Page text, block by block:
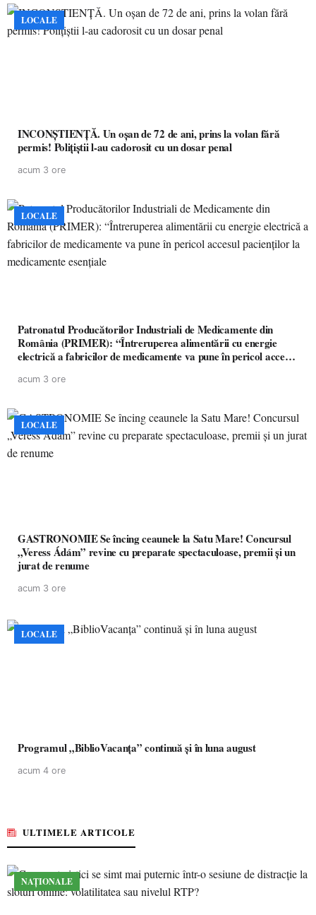
LOCALE
INCONȘTIENȚĂ. Un oșan de 72 de ani, prins la volan fără
permis! Polițiștii l-au cadorosit cu un dosar penal
acum 3 ore
LOCALE
Patronatul Producătorilor Industriali de Medicamente din
România (PRIMER): “Întreruperea alimentării cu energie
electrică a fabricilor de medicamente va pune în pericol accesul
acum 3 ore
LOCALE
GASTRONOMIE Se încing ceaunele la Satu Mare! Concursul
„Veress Ádám” revine cu preparate spectaculoase, premii și un
jurat de renume
acum 3 ore
LOCALE
Programul „BiblioVacanța” continuă și în luna august
acum 4 ore
ULTIMELE ARTICOLE
NAȚIONALE